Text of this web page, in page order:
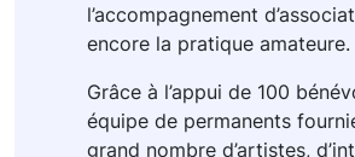
l’accompagnement
encore la pratique amateure.
Grâce à l’appui de 100
équipe de permanents
grand nombre d’artistes,